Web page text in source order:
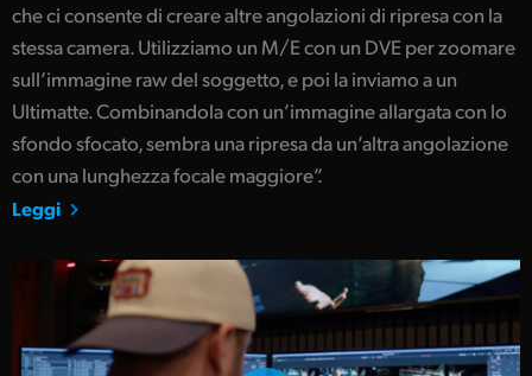
che ci consente di creare altre angolazioni di ripresa con la
stessa camera. Utilizziamo un M/E con un DVE per zoomare
sull’immagine raw del soggetto, e poi la inviamo a un
Ultimatte. Combinandola con un’immagine allargata con lo
sfondo sfocato, sembra una ripresa da un’altra angolazione
con una lunghezza focale maggiore”.
Leggi